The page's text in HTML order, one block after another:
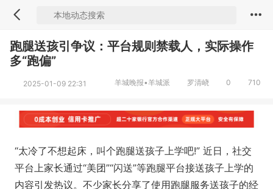
跑腿送孩引争议：平台规则禁载人，实际操作
多“跑偏”
2025-01-09 22:31 710
0
罗清峣
羊城晚报•羊城派
“太冷了不想起床，叫个跑腿送孩子上学吧!” 近日，社交
平台上家长通过“美团”“闪送”等跑腿平台接送孩子上学的
内容引发热议。不少家长分享了使用跑腿服务送孩子的经